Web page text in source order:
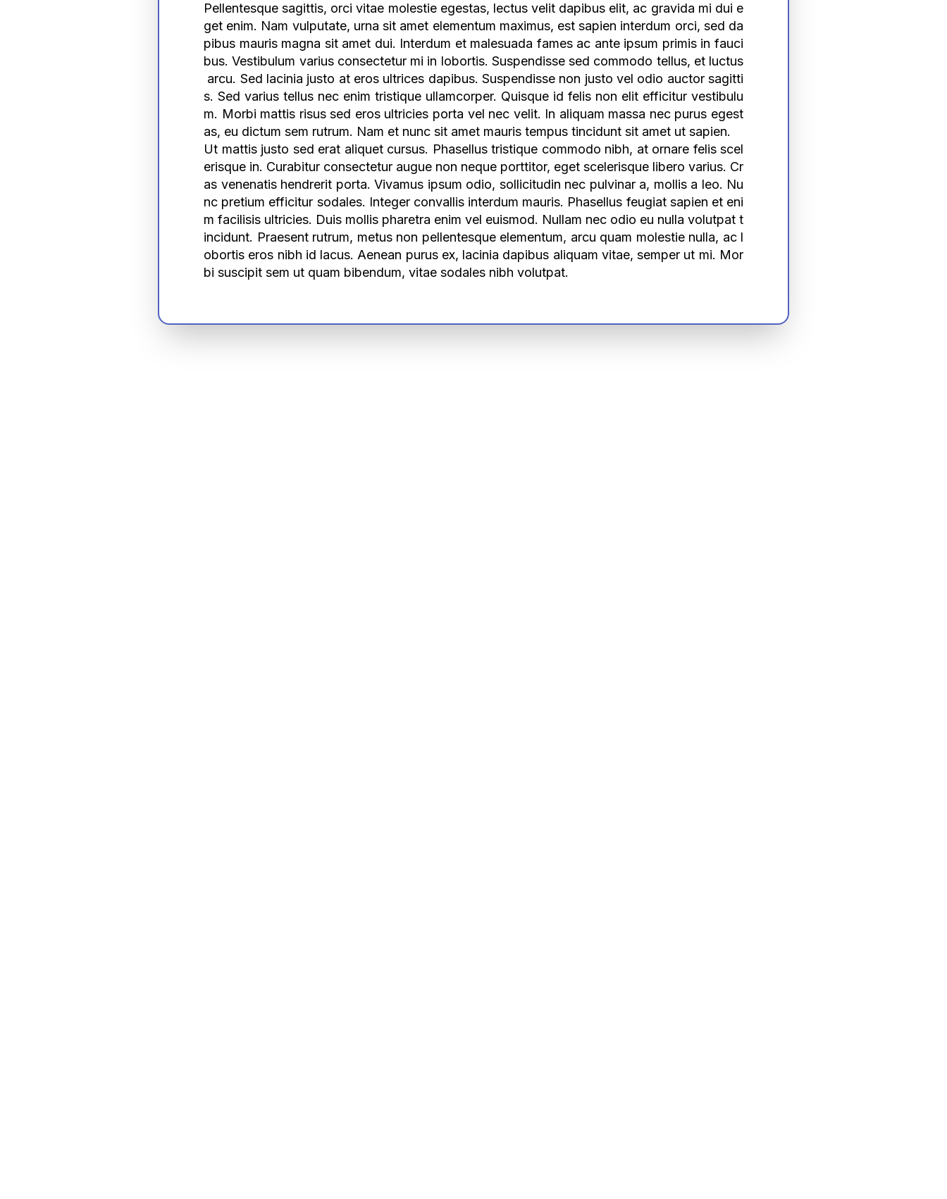
Pellentesque sagittis, orci vitae molestie egestas, lectus velit dapibus elit, ac gravida mi dui e
get enim. Nam vulputate, urna sit amet elementum maximus, est sapien interdum orci, sed da
pibus mauris magna sit amet dui. Interdum et malesuada fames ac ante ipsum primis in fauci
bus. Vestibulum varius consectetur mi in lobortis. Suspendisse sed commodo tellus, et luctus
arcu. Sed lacinia justo at eros ultrices dapibus. Suspendisse non justo vel odio auctor sagitti
s. Sed varius tellus nec enim tristique ullamcorper. Quisque id felis non elit efficitur vestibulu
m. Morbi mattis risus sed eros ultricies porta vel nec velit. In aliquam massa nec purus egest
as, eu dictum sem rutrum. Nam et nunc sit amet mauris tempus tincidunt sit amet ut sapien.
Ut mattis justo sed erat aliquet cursus. Phasellus tristique commodo nibh, at ornare felis scel
erisque in. Curabitur consectetur augue non neque porttitor, eget scelerisque libero varius. Cr
as venenatis hendrerit porta. Vivamus ipsum odio, sollicitudin nec pulvinar a, mollis a leo. Nu
nc pretium efficitur sodales. Integer convallis interdum mauris. Phasellus feugiat sapien et eni
m facilisis ultricies. Duis mollis pharetra enim vel euismod. Nullam nec odio eu nulla volutpat t
incidunt. Praesent rutrum, metus non pellentesque elementum, arcu quam molestie nulla, ac l
obortis eros nibh id lacus. Aenean purus ex, lacinia dapibus aliquam vitae, semper ut mi. Mor
bi suscipit sem ut quam bibendum, vitae sodales nibh volutpat.